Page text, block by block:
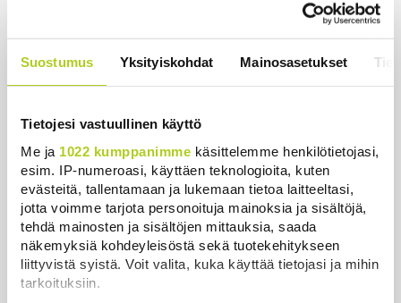
Suostumus Yksityiskohdat Mainosasetukset
Tietojesi vastuullinen käyttö
Me ja 1022 kumppanimme käsittelemme henkilötietojasi,
esim. IP-numeroasi, käyttäen teknologioita, kuten
evästeitä, tallentamaan ja lukemaan tietoa laitteeltasi,
jotta voimme tarjota personoituja mainoksia ja sisältöjä,
tehdä mainosten ja sisältöjen mittauksia, saada
näkemyksiä kohdeyleisöstä sekä tuotekehitykseen
liittyvistä syistä. Voit valita, kuka käyttää tietojasi ja mihin
tarkoituksiin.
Uutiset | 8.8.2026 22:06
WSJ: Saksassa löytynyt drooni oli todennäköisesti
Uutiset | 8.8.2026 16:19
Sikarutto tuo metsästysrajoituksia – vilkkain
metsästyskausi käynnistyy Suomessa
Uutiset | 8.8.2026 15:00
Bulgariassa on räjähtänyt drooni lähellä Romanian
rajaa